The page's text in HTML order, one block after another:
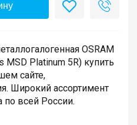
OSRAM
MSD Platinum 5R) купить
сайте,
Широкий ассортимент
по всей России.